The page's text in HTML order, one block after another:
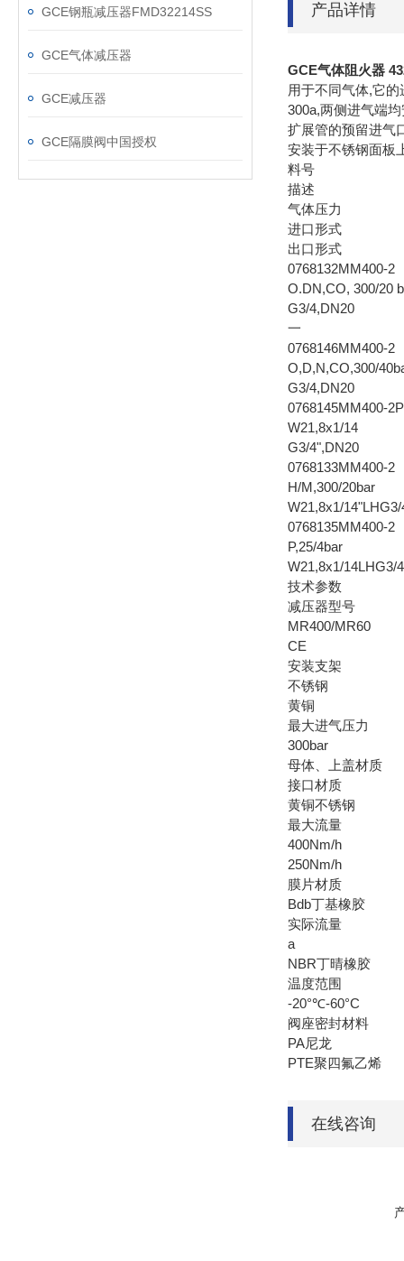
GCE钢瓶减压器FMD32214SS
GCE气体减压器
GCE减压器
GCE隔膜阀中国授权
产品详情
GCE气体阻火器
用于不同气体,它
300a,两侧进气端
扩展管的预留进气
安装于不锈钢面板
料号
描述
气体压力
进口形式
出口形式
0768132MM400-2
O.DN,CO, 300/20
G3/4,DN20
一
0768146MM400-2
O,D,N,CO,300/
G3/4,DN20
0768145MM400-
W21,8x1/14
G3/4",DN20
0768133MM400-2
H/M,300/20bar
W21,8x1/
0768135MM400-2
P,25/4bar
W21,8x1/14LHG3/
技术参数
减压器型号
MR400/MR60
CE
安装支架
不锈钢
黄铜
最大进气压力
300bar
母体、上盖材质
接口材质
黄铜不锈钢
最大流量
400Nm/h
250Nm/h
膜片材质
Bdb丁基橡胶
实际流量
a
NBR丁晴橡胶
温度范围
-20°℃-60°C
阀座密封材料
PA尼龙
在线咨询